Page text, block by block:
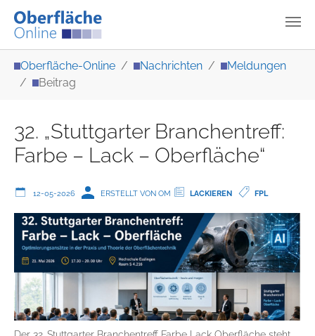
Oberfläche-Online Nachrichten
Meldungen
Beitrag
32. „Stuttgarter Branchentreff:
Farbe – Lack – Oberfläche“
12-05-2026 ERSTELLT VON OM LACKIEREN FPL